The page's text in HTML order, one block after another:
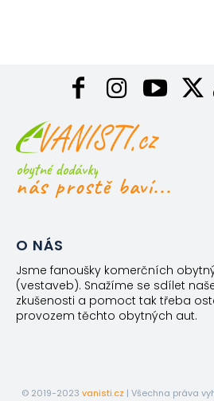
obytné dodávky
nás prostě baví...
O NÁS
Jsme fanoušky komerčních
(vestaveb). Snažíme se sdílet
zkušenosti a pomoct tak třeba
provozem těchto obytných aut.
© 2019-2023 vanisti.cz | Všechna práva